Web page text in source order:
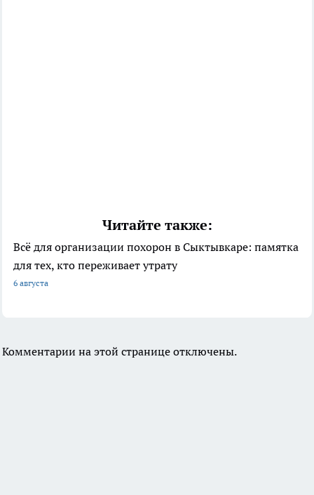
Читайте также:
Всё для организации похорон в Сыктывкаре: памятка
для тех, кто переживает утрату
6 августа
Комментарии на этой странице отключены.